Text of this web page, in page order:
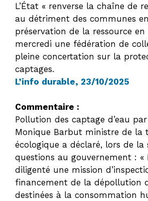
L’État « renverse la chaîne de
au détriment des communes
préservation de la ressource en
mercredi une fédération de
pleine concertation sur la
captages.
L’info durable, 23/10/2025
Commentaire :
Pollution des captage d’eau par
Monique Barbut ministre de la
écologique a déclaré, lors de la
questions au gouvernement : «
diligenté une mission
financement de la dépollution
destinées à la consommation